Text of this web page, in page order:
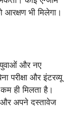
भी मिलेगा।
युवाओं और नए
परीक्षा और इंटरव्यू
ही मिलता है।
अपने दस्तावेज